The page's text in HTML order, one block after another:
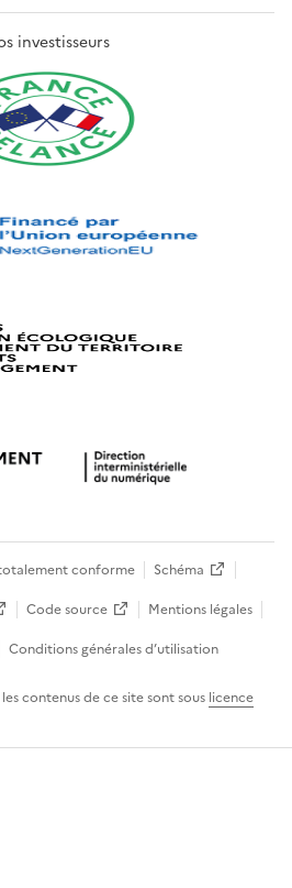
investisseurs
conforme
Schéma
Code source
Mentions légales
Conditions générales d’utilisation
contenus de ce site sont sous licence